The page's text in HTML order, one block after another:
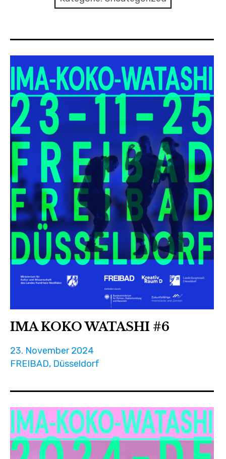
Tickets
Kontakt
IMA KOKO WATASHI #6
23. November 2024
FREIBAD, Düsseldorf